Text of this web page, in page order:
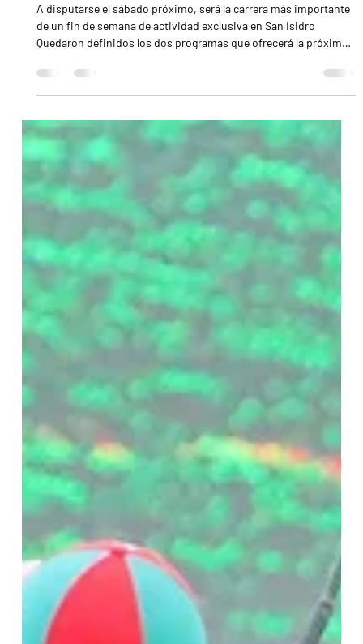
2 min de lectura
El 9 de Julio llega con 11 participantes y ganas de
crecer
A disputarse el sábado próximo, será la carrera más importante
de un fin de semana de actividad exclusiva en San Isidro
Quedaron definidos los dos programas que ofrecerá la próxima
semana el Hipódromo de San Isidro, copando el fin de semana,
pues abrirá sus puertas sábado y domingo. Lo más
trascendente lo aportará el histórico Clásico 9 de Julio (G2-1600
m, césped), para caballos desde los 4 años, y que, como hace ya
un tiempo, sufre por la cercanía del Gran Premio Estrellas